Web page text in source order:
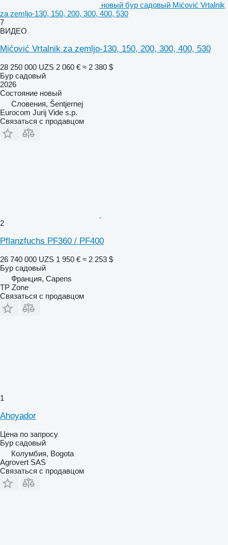
новый бур садовый Mićović Vrtalnik
za zemljo-130, 150, 200, 300, 400, 530
7
ВИДЕО
Mićović Vrtalnik za zemljo-130, 150, 200, 300, 400, 530
28 250 000 UZS 2 060 € ≈ 2 380 $
Бур садовый
2026
Состояние новый
Словения, Šentjernej
Eurocom Jurij Vide s.p.
Связаться с продавцом
2
Pflanzfuchs PF360 / PF400
26 740 000 UZS 1 950 € ≈ 2 253 $
Бур садовый
Франция, Capens
TP Zone
Связаться с продавцом
1
Ahoyador
Цена по запросу
Бур садовый
Колумбия, Bogota
Agrovert SAS
Связаться с продавцом